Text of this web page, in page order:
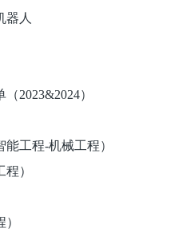
器人
2023&2024）
工程-机械工程）
）